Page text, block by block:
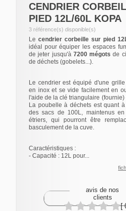
CENDRIER
PIED 12L/60L KOPA
3 référence(s) disponible(s)
Le cendrier corbeille sur pied
idéal pour équiper les espaces
de jeter jusqu'à 7200 mégots de
de déchets (gobelets...).
Le cendrier est équipé d'une
en inox et se vide facilement en
l'aide de la clé triangulaire
La poubelle à déchets est quant
des sacs de 100L, maintenus
étriers, qui pourront être
basculement de la cuve.
Caractéristiques :
- Capacité : 12L pour...
avis de nos
clients
[